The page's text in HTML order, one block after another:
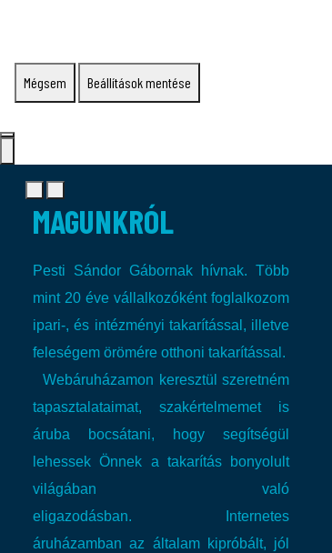
Mégsem Beállítások mentése
MAGUNKRÓL
Pesti Sándor Gábornak hívnak. Több
mint 20 éve vállalkozóként foglalkozom
ipari-, és intézményi takarítással, illetve
feleségem örömére otthoni takarítással.
Webáruházamon keresztül szeretném
tapasztalataimat, szakértelmemet is
áruba bocsátani, hogy segítségül
lehessek Önnek a takarítás bonyolult
világában való
eligazodásban.
Internetes
áruházamban az általam kipróbált, jól